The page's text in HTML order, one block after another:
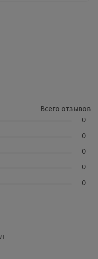
Всего отзывов
0
0
0
0
0